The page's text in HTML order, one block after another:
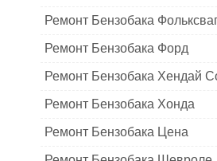
Ремонт Бензобака
Ремонт Бензобака Форд
Ремонт Бензобака Хендай
Ремонт Бензобака Хонда
Ремонт Бензобака Цена